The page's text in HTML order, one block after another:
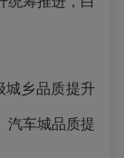
城乡品质提升
汽车城品质提